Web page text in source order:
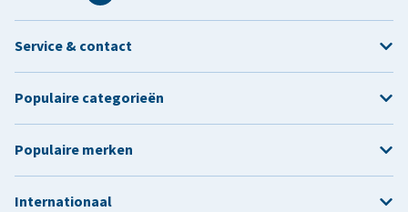
Service & contact
Populaire categorieën
Populaire merken
Internationaal